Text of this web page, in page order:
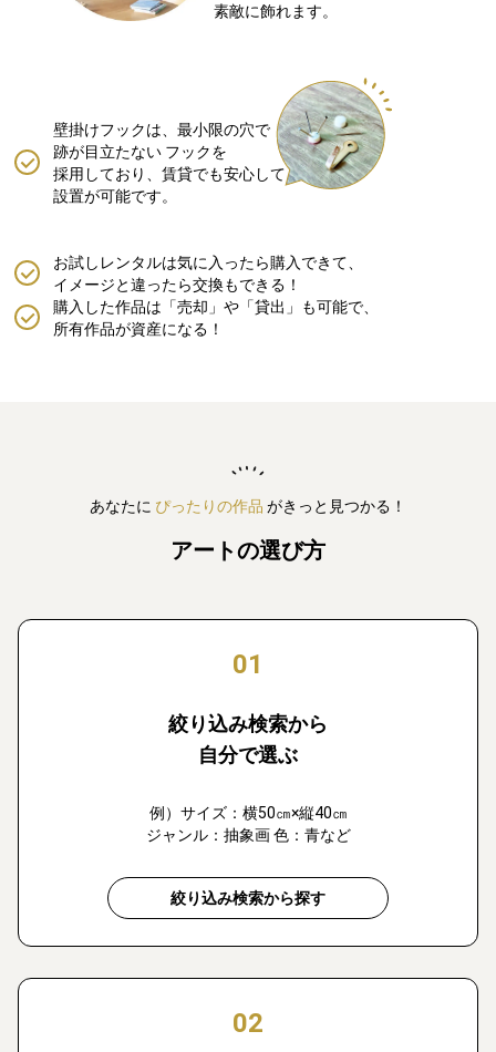
素敵に飾れます。
壁掛けフックは、最小限の穴で
跡が目立たない フックを
採用しており、賃貸でも安心して
設置が可能です。
購入した作品は「売却」や「貸出」も可能で、
所有作品が資産になる！
お試しレンタルは気に入ったら購入できて、
イメージと違ったら交換もできる！
あなたに ぴったりの作品 がきっと見つかる！
アートの選び方
01
絞り込み検索から
自分で選ぶ
例）サイズ：横50㎝×縦40㎝
ジャンル：抽象画 色：青など
絞り込み検索から探す
02